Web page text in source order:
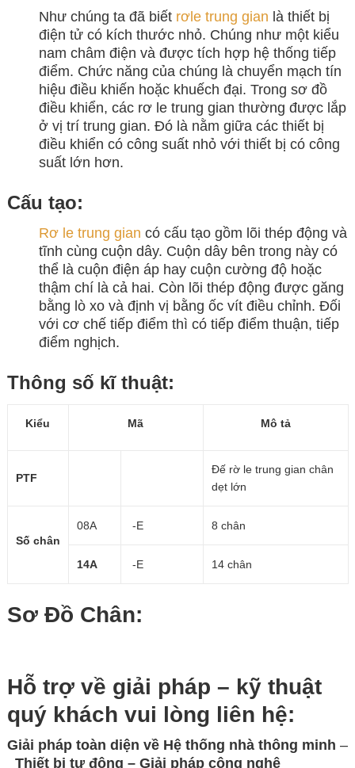
Như chúng ta đã biết rơle trung gian là thiết bị
điện tử có kích thước nhỏ. Chúng như một kiểu
nam châm điện và được tích hợp hệ thống tiếp
điểm. Chức năng của chúng là chuyển mạch tín
hiệu điều khiến hoặc khuếch đại. Trong sơ đồ
điều khiển, các rơ le trung gian thường được lắp
ở vị trí trung gian. Đó là nằm giữa các thiết bị
điều khiển có công suất nhỏ với thiết bị có công
suất lớn hơn.
Cấu tạo:
Rơ le trung gian có cấu tạo gồm lõi thép động và
tĩnh cùng cuộn dây. Cuộn dây bên trong này có
thể là cuộn điện áp hay cuộn cường độ hoặc
thậm chí là cả hai. Còn lõi thép động được găng
bằng lò xo và định vị bằng ốc vít điều chỉnh. Đối
với cơ chế tiếp điểm thì có tiếp điểm thuận, tiếp
điểm nghịch.
Thông số kĩ thuật:
Kiểu Mã Mô tả
PTF
Đế rờ le trung gian chân
dẹt lớn
Số chân
08A -E 8 chân
14A -E 14 chân
Sơ Đồ Chân:
Hỗ trợ về giải pháp – kỹ thuật
quý khách vui lòng liên hệ:
Giải pháp toàn diện về Hệ thống nhà thông minh –
Thiết bị tự động – Giải pháp công nghệ